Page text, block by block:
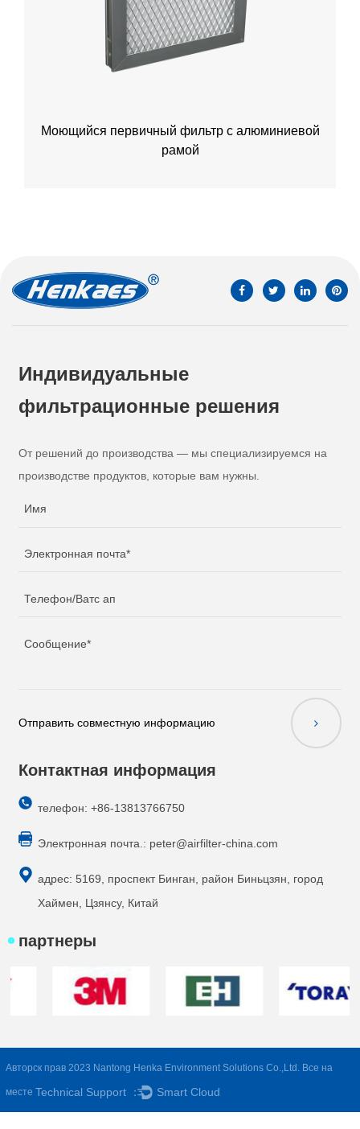
Моющийся первичный фильтр с алюминиевой
рамой
Индивидуальные
фильтрационные решения
От решений до производства — мы специализируемся на
производстве продуктов, которые вам нужны.
Отправить совместную информацию
Контактная информация
телефон: +86-13813766750
Электронная почта.: peter@airfilter-china.com
адрес: 5169, проспект Бинган, район Биньцзян, город
Хаймен, Цзянсу, Китай
партнеры
Авторск прав 2023 Nantong Henka Environment Solutions Co.,Ltd. Все на
месте Technical Support ： Smart Cloud